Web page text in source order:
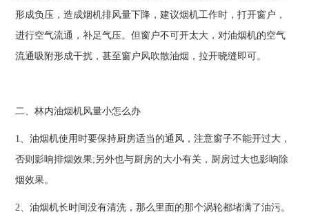
形成负压，造成烟机排风量下降，建议烟机工作时，打开窗户，
进行空气流通，补足气压。但窗户不可开太大，对油烟机的空气
流通吸附形成干扰，甚至窗户风吹散油烟，拉开晓缝即可。
二、林内油烟机风量小怎么办
1、油烟机使用时要保持厨房适当的通风，注意窗子不能开过大，
否则影响排烟效果;另外也与厨房的大小有关，厨房过大也影响除
烟效果。
2、油烟机长时间没有清洗，那么里面的那个涡轮都堵满了油污。